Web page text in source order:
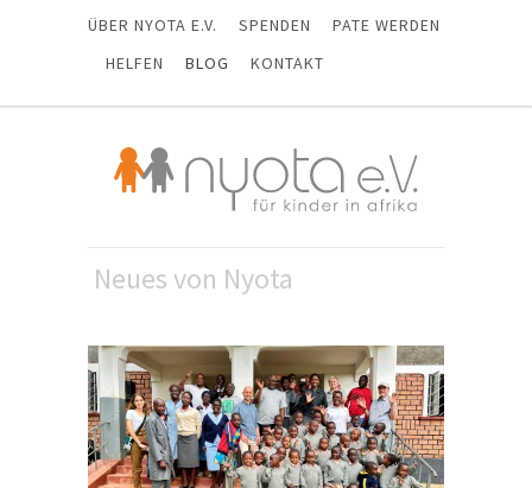
ÜBER NYOTA E.V. SPENDEN
PATE WERDEN
HELFEN
BLOG KONTAKT
Neues von Nyota